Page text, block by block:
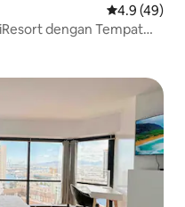
Penarafan
4.9 (49)
dengan Tempat